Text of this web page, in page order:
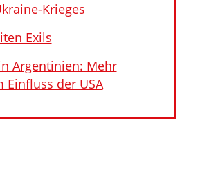
Krieges
Exils
Argentinien: Mehr
Einfluss der USA